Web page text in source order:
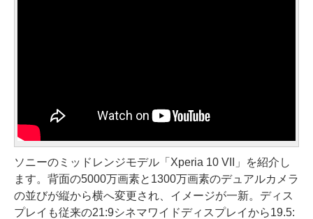
ソニーのミッドレンジモデル「Xperia 10 VII」を紹介し
ます。背面の5000万画素と1300万画素のデュアルカメラ
の並びが縦から横へ変更され、イメージが一新。ディス
プレイも従来の21:9シネマワイドディスプレイから19.5: